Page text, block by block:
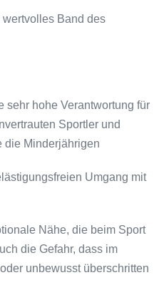
Band des
sehr hohe Verantwortung für
Sportler und
die Minderjährigen
Umgang mit
Nähe, die beim Sport
die Gefahr, dass im
unbewusst überschritten